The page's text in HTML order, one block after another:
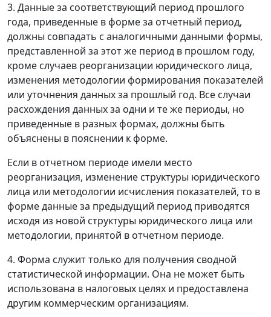
3. Данные за соответствующий период прошлого
года, приведенные в форме за отчетный период,
должны совпадать с аналогичными данными формы,
представленной за этот же период в прошлом году,
кроме случаев реорганизации юридического лица,
изменения методологии формирования показателей
или уточнения данных за прошлый год. Все случаи
расхождения данных за одни и те же периоды, но
приведенные в разных формах, должны быть
объяснены в пояснении к форме.
Если в отчетном периоде имели место
реорганизация, изменение структуры юридического
лица или методологии исчисления показателей, то в
форме данные за предыдущий период приводятся
исходя из новой структуры юридического лица или
методологии, принятой в отчетном периоде.
4. Форма служит только для получения сводной
статистической информации. Она не может быть
использована в налоговых целях и предоставлена
другим коммерческим организациям.